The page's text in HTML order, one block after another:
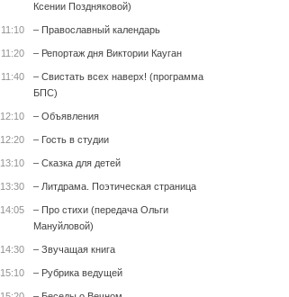
Ксении Поздняковой)
11:10 – Православный календарь
11:20 – Репортаж дня Виктории Кауган
11:40
– Свистать всех наверх! (программа
БПС)
12:10 – Объявления
12:20 – Гость в студии
13:10 – Сказка для детей
13:30 – Литдрама. Поэтическая страница
14:05
– Про стихи (передача Ольги
Мануйловой)
14:30 – Звучащая книга
15:10 – Рубрика ведущей